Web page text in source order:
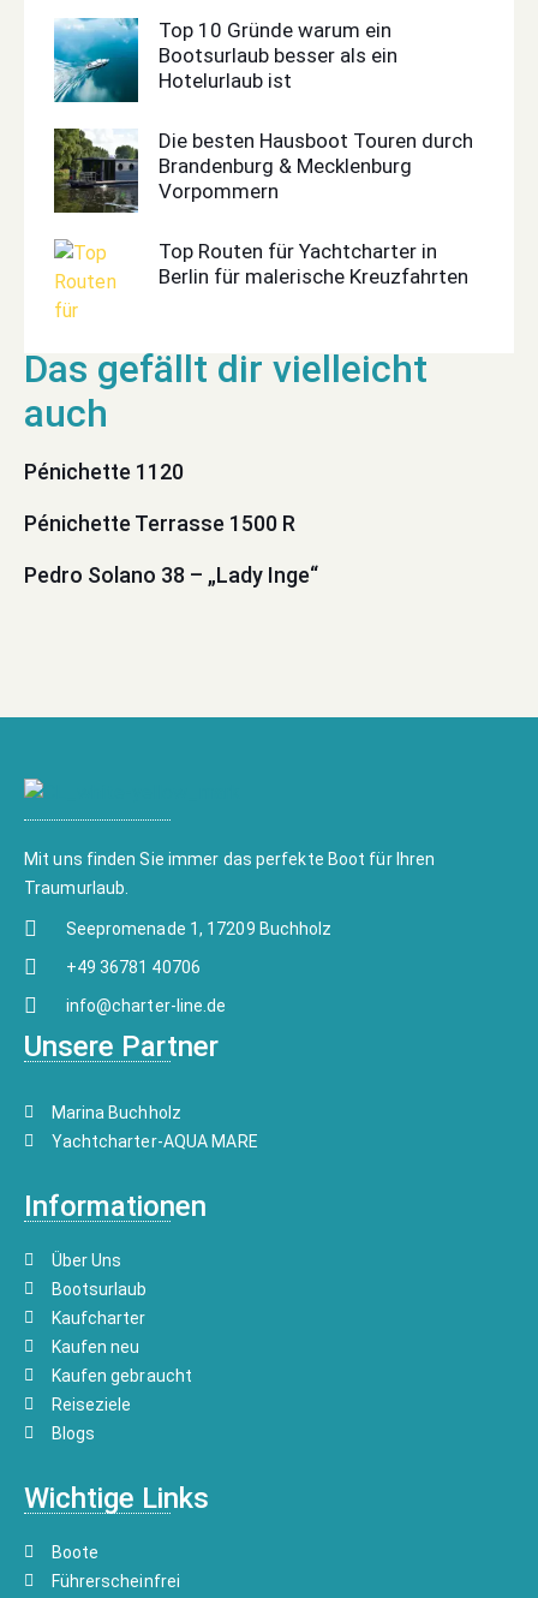
Top 10 Gründe warum ein
Bootsurlaub besser als ein
Hotelurlaub ist
Die besten Hausboot Touren durch
Brandenburg & Mecklenburg
Vorpommern
Top Routen für Yachtcharter in
Berlin für malerische Kreuzfahrten
Pénichette 1120
Pénichette Terrasse 1500 R
Pedro Solano 38 – „Lady Inge“
Mit uns finden Sie immer das perfekte Boot für Ihren
Traumurlaub.
Seepromenade 1, 17209 Buchholz
+49 36781 40706
info@charter-line.de
Unsere Partner
Marina Buchholz
Yachtcharter-AQUA MARE
Informationen
Über Uns
Bootsurlaub
Kaufcharter
Kaufen neu
Kaufen gebraucht
Reiseziele
Blogs
Wichtige Links
Boote
Führerscheinfrei